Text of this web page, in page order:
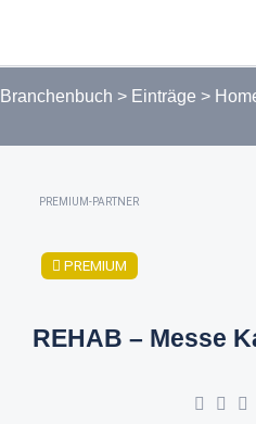
Branchenbuch > Einträge >
PREMIUM-PARTNER
PREMIUM
REHAB – Messe